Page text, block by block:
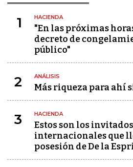
1 HACIENDA
"En las próximas
decreto de
público"
2 ANÁLISIS
Más riqueza para ahí
3 HACIENDA
Estos son los invitados
internacionales que
posesión de De la